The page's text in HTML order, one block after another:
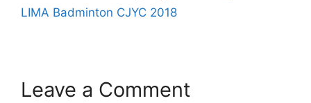
LIMA Badminton CJYC 2018
Leave a Comment